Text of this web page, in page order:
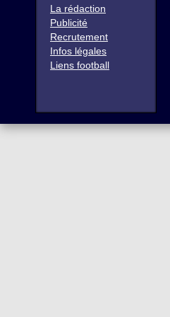
La rédaction
Publicité
Recrutement
Infos légales
Liens football